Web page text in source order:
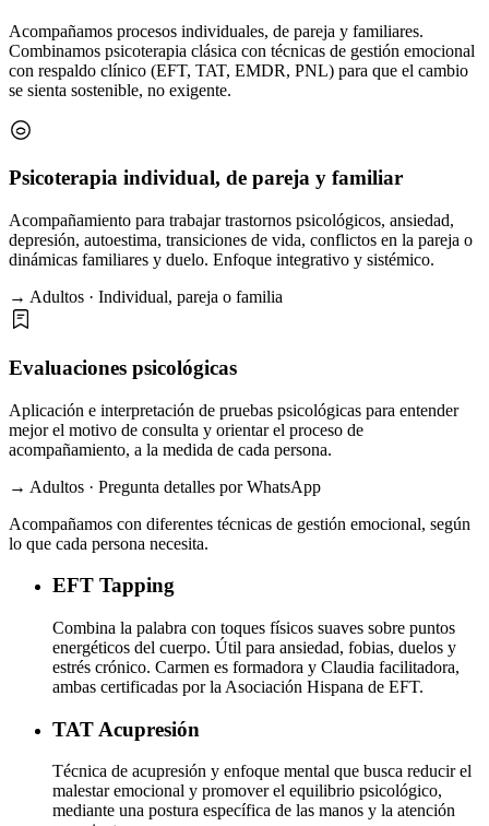
Acompañamos procesos individuales, de pareja y familiares.
Combinamos psicoterapia clásica con técnicas de gestión emocional
con respaldo clínico (EFT, TAT, EMDR, PNL) para que el cambio
se sienta sostenible, no exigente.
Psicoterapia individual, de pareja y familiar
Acompañamiento para trabajar trastornos psicológicos, ansiedad,
depresión, autoestima, transiciones de vida, conflictos en la pareja o
dinámicas familiares y duelo. Enfoque integrativo y sistémico.
→ Adultos · Individual, pareja o familia
Evaluaciones psicológicas
Aplicación e interpretación de pruebas psicológicas para entender
mejor el motivo de consulta y orientar el proceso de
acompañamiento, a la medida de cada persona.
→ Adultos · Pregunta detalles por WhatsApp
Acompañamos con diferentes técnicas de gestión emocional, según
lo que cada persona necesita.
EFT Tapping
Combina la palabra con toques físicos suaves sobre puntos
energéticos del cuerpo. Útil para ansiedad, fobias, duelos y
estrés crónico. Carmen es formadora y Claudia facilitadora,
ambas certificadas por la Asociación Hispana de EFT.
TAT Acupresión
Técnica de acupresión y enfoque mental que busca reducir el
malestar emocional y promover el equilibrio psicológico,
mediante una postura específica de las manos y la atención